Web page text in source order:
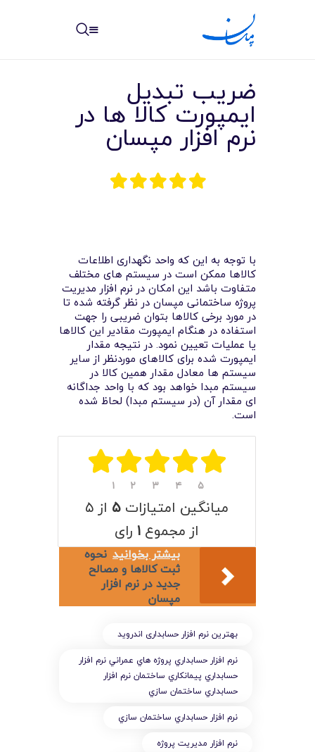
خانه
نوشته ها
امکانات
سیستم ها
لیست قیمت محصولات
ضریب تبدیل
ایمپورت کالا ها در
نرم افزار مپسان
با توجه به این که واحد نگهداری اطلاعات
کالاها ممکن است در سیستم های مختلف
متفاوت باشد این امکان در نرم افزار مدیریت
پروژه ساختمانی مپسان در نظر گرفته شده تا
در مورد برخی کالاها بتوان ضریبی را جهت
استفاده در هنگام ایمپورت مقادیر این کالاها
یا عملیات تعیین نمود. در نتیجه مقدار
ایمپورت شده برای کالاهای موردنظر از سایر
سیستم ها معادل مقدار همین کالا در
سیستم مبدا خواهد بود که با واحد جداگانه
ای مقدار آن (در سیستم مبدا) لحاظ شده
است.
۱ ۲ ۳ ۴ ۵
میانگین امتیازات ۵ از ۵
از مجموع ۱ رای
بیشتر بخوانید نحوه
ثبت کالاها و مصالح
جدید در نرم افزار
مپسان
بهترین نرم افزار حسابداری اندروید
نرم افزار حسابداري پروژه هاي عمراني نرم افزار
حسابداري پيمانکاري ساختمان نرم افزار
حسابداري ساختمان سازي
نرم افزار حسابداري ساختمان سازي
نرم افزار مديريت پروژه